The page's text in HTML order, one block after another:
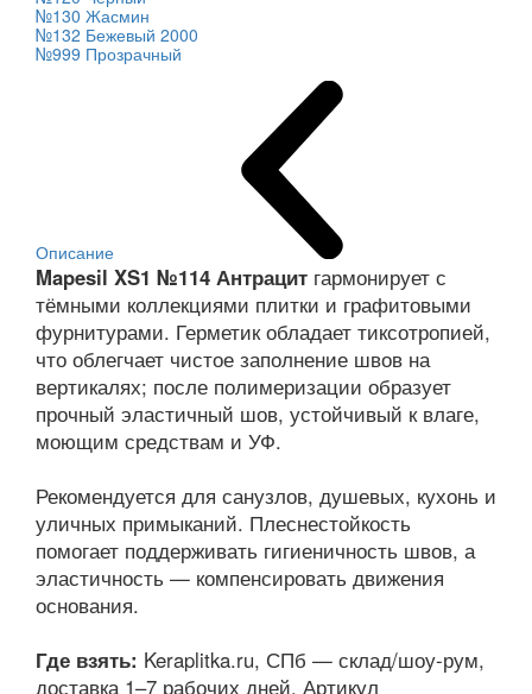
№130 Жасмин
№132 Бежевый 2000
№999 Прозрачный
Описание
Mapesil XS1 №114 Антрацит гармонирует с
тёмными коллекциями плитки и графитовыми
фурнитурами. Герметик обладает тиксотропией,
что облегчает чистое заполнение швов на
вертикалях; после полимеризации образует
прочный эластичный шов, устойчивый к влаге,
моющим средствам и УФ.
Рекомендуется для санузлов, душевых, кухонь и
уличных примыканий. Плеснестойкость
помогает поддерживать гигиеничность швов, а
эластичность — компенсировать движения
основания.
Где взять: Keraplitka.ru, СПб — склад/шоу-рум,
доставка 1–7 рабочих дней. Артикул